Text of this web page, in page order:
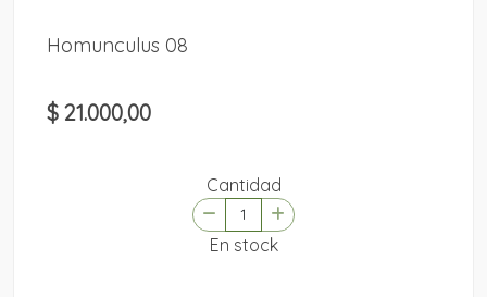
Homunculus 08
$ 21.000,00
Cantidad
En stock